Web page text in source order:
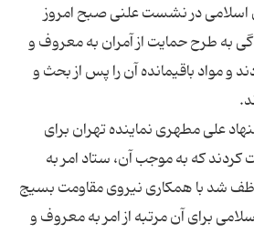
اسلامی در نشست علنی صبح امروز
به طرح حمایت از آمران به معروف و
و مواد باقیمانده آن را پس از بحث و
علی مطهری نماینده تهران برای
کردند که به موجب آن، ستاد امر به
شد با همکاری نیروی مقاومت بسیج
برای آن مرتبه از امر به معروف و